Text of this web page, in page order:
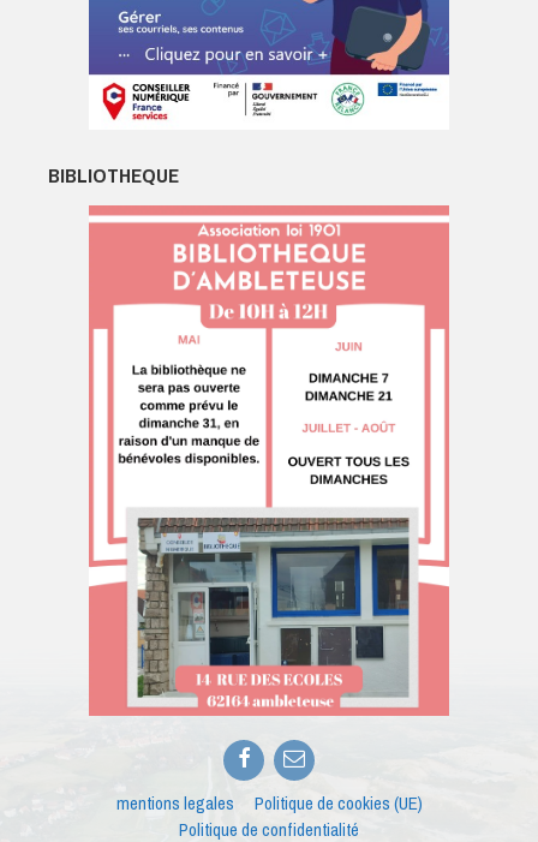
BIBLIOTHEQUE
Facebook
E-
mail
mentions legales
Politique de cookies (UE)
Politique de confidentialité